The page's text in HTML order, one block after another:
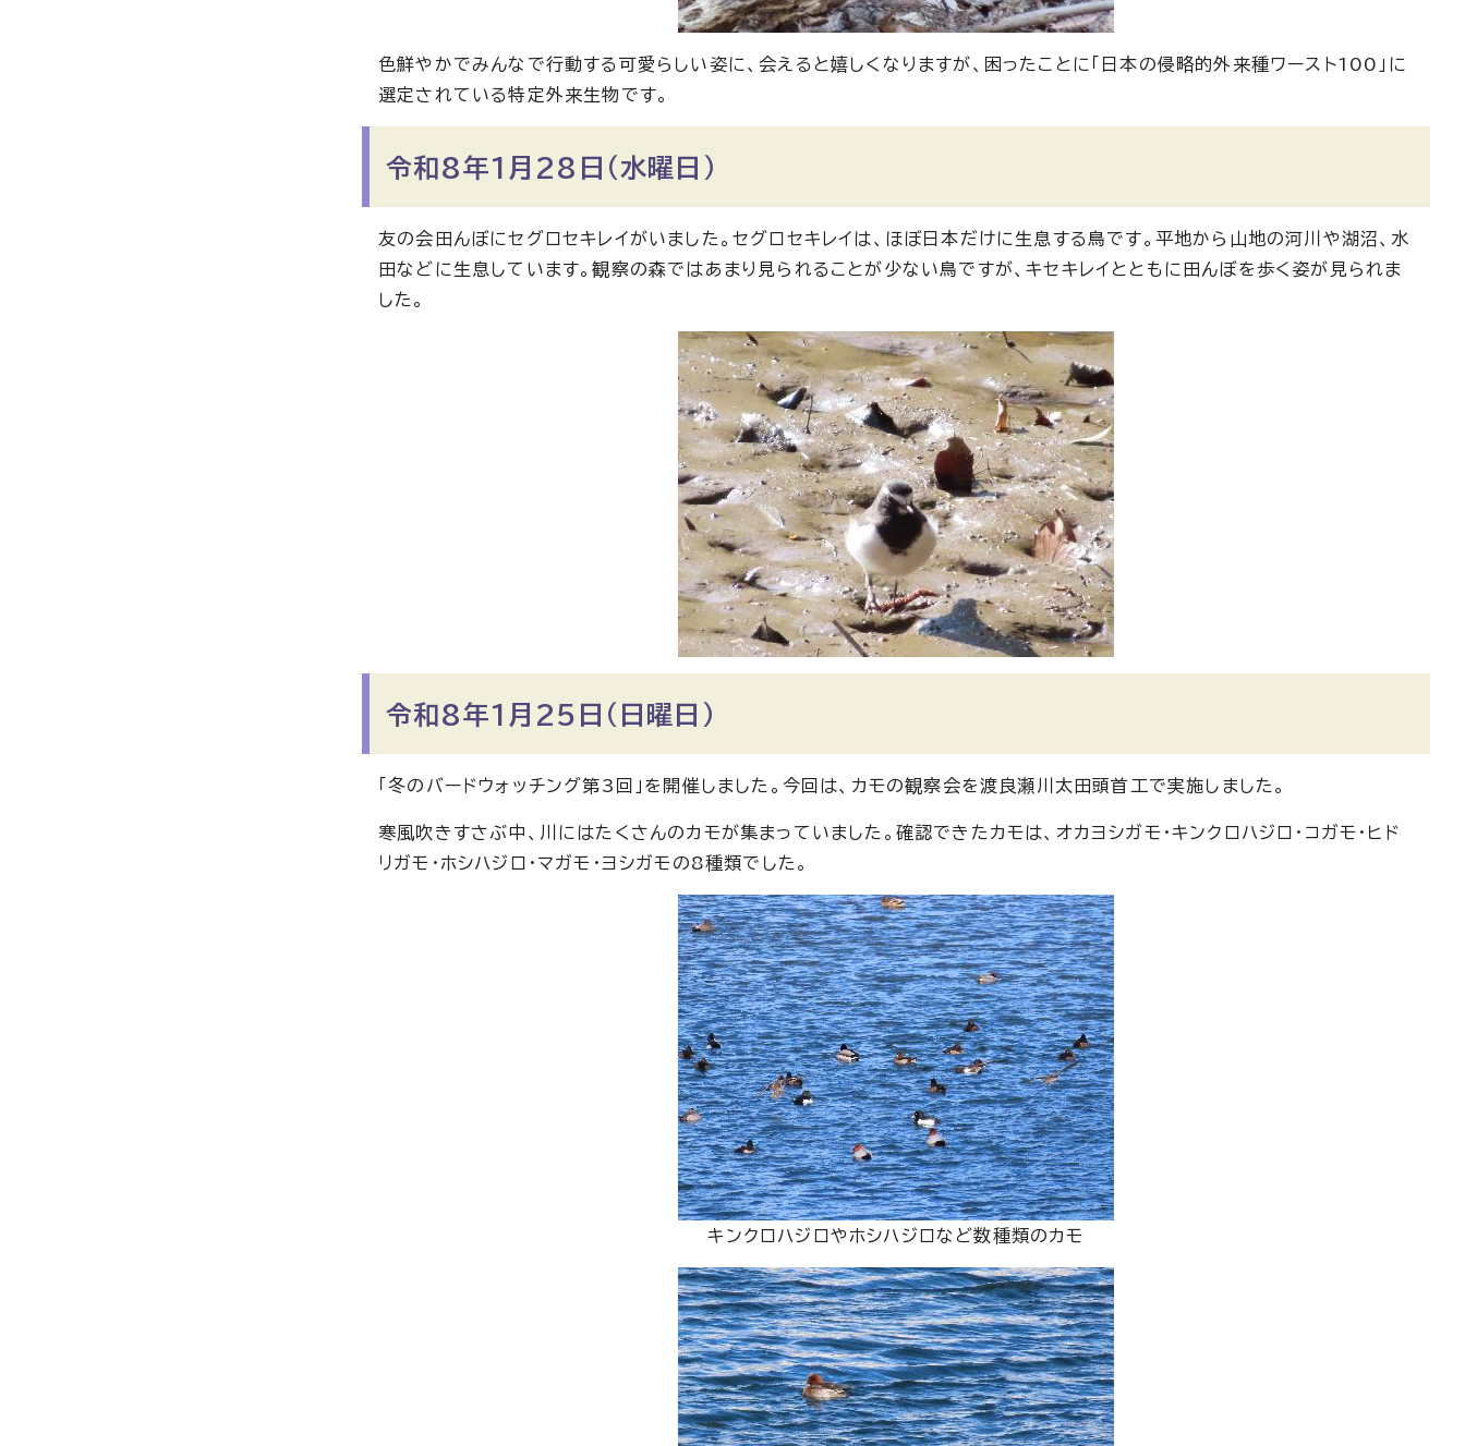
色鮮やかでみんなで行動する可愛らしい姿に、会えると嬉しくなりますが、困ったことに「日本の侵略的外来種ワースト100」に
選定されている特定外来生物です。
令和8年1月28日（水曜日）
友の会田んぼにセグロセキレイがいました。セグロセキレイは、ほぼ日本だけに生息する鳥です。平地から山地の河川や湖沼、水
田などに生息しています。観察の森ではあまり見られることが少ない鳥ですが、キセキレイとともに田んぼを歩く姿が見られま
した。
令和8年1月25日（日曜日）
「冬のバードウォッチング第3回」を開催しました。今回は、カモの観察会を渡良瀬川太田頭首工で実施しました。
寒風吹きすさぶ中、川にはたくさんのカモが集まっていました。確認できたカモは、オカヨシガモ・キンクロハジロ・コガモ・ヒド
リガモ・ホシハジロ・マガモ・ヨシガモの8種類でした。
キンクロハジロやホシハジロなど数種類のカモ